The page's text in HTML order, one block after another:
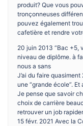
produit? Que vous
tronçonneuses
pouvez également
cafetière et rendre
20 juin 2013 “Bac +5,
niveau de diplôme. à
nous a sans
J’ai du faire
une “grande école”.
Je pense que savoir
choix de carrière
retrouver un job
15 févr. 2021 Avec la